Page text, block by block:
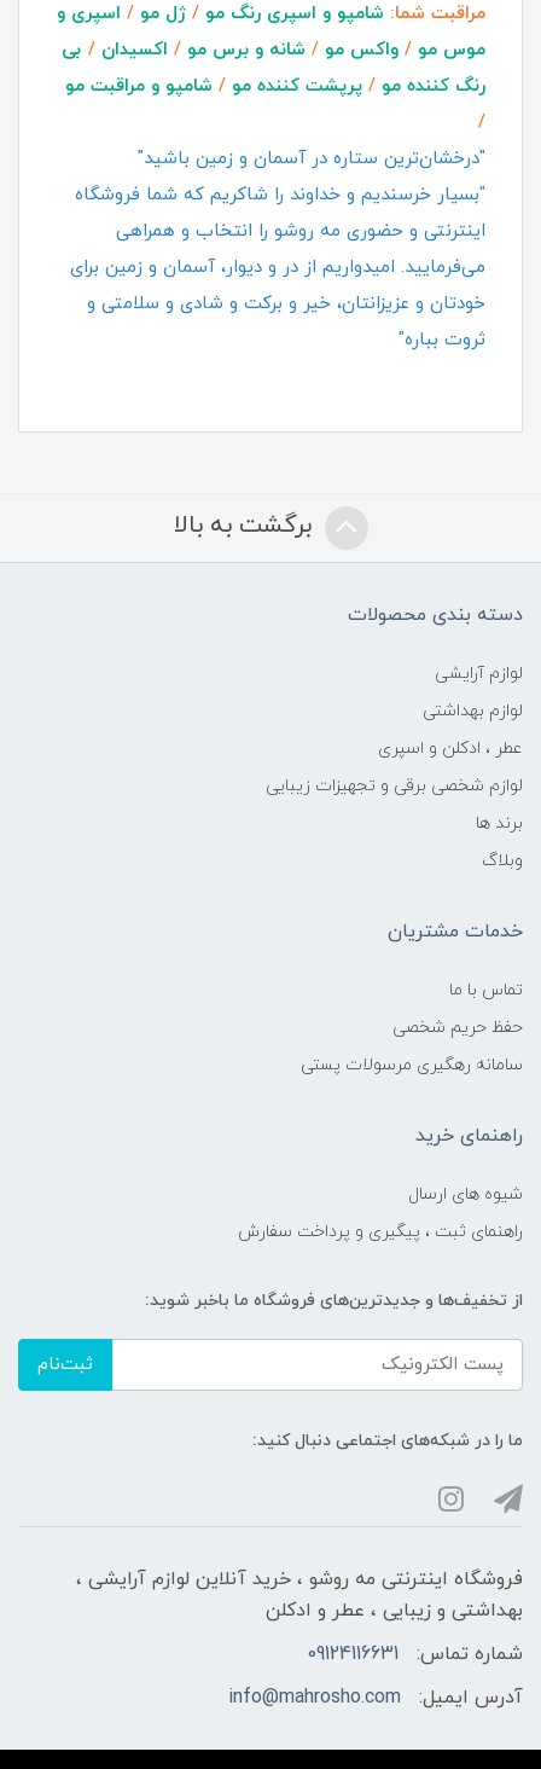
مراقبت شما: شامپو و اسپری رنگ مو / ژل مو / اسپری و
موس مو / واکس مو / شانه و برس مو / اکسیدان / بی
رنگ کننده مو / پرپشت کننده مو / شامپو و مراقبت مو
/
"درخشان‌ترین ستاره در آسمان و زمین باشید"
"بسیار خرسندیم و خداوند را شاکریم که شما فروشگاه
اینترنتی و حضوری مه روشو را انتخاب و همراهی
می‌فرمایید. امیدواریم از در و دیوار، آسمان و زمین برای
خودتان و عزیزانتان، خیر و برکت و شادی و سلامتی و
ثروت بباره"
برگشت به بالا
دسته بندی محصولات
لوازم آرایشی
لوازم بهداشتی
عطر ، ادکلن و اسپری
لوازم شخصی برقی و تجهیزات زیبایی
برند ها
وبلاگ
خدمات مشتریان
تماس با ما
حفظ حریم شخصی
سامانه رهگیری مرسولات پستی
راهنمای خرید
شیوه های ارسال
راهنمای ثبت ، پیگیری و پرداخت سفارش
از تخفیف‌ها و جدیدترین‌های فروشگاه ما باخبر شوید:
ثبت‌نام
ما را در شبکه‌های اجتماعی دنبال کنید:
فروشگاه اینترنتی مه‌ رو‌شو ، خرید آنلاین لوازم آرایشی ،
بهداشتی و زیبایی ، عطر و ادکلن
شماره تماس:
09124116631
آدرس ایمیل:
info@mahrosho.com